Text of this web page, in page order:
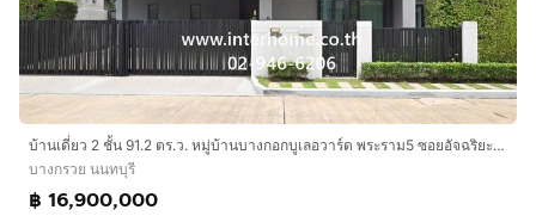
บ้านเดี่ยว 2 ชั้น 91.2 ตร.ว. หมู่บ้านบางกอกบูเลอวาร์ด พระราม5 ซอยอัจฉริยะประสิทธิ์1 ถนนราชพฤกษ์ ถนนนครอินทร์ บางกรวย นนทบุรี
บางกรวย นนทบุรี
฿ 16,900,000